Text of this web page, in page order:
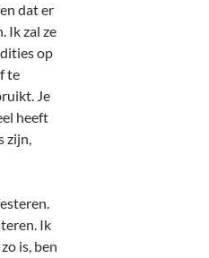
dat er
Ik zal ze
op
te
Je
heeft
zijn,
Ik
is, ben